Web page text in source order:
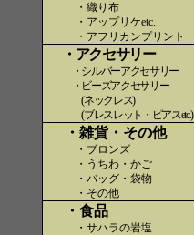
・織り布
・アップリケetc.
・アフリカンプリント
・アクセサリー
・シルバーアクセサリー
・ビーズアクセサリー
(ネックレス)
(ブレスレット・ピアスetc.)
・雑貨・その他
・ブロンズ
・うちわ・かご
・バッグ・袋物
・その他
・食品
・サハラの岩塩